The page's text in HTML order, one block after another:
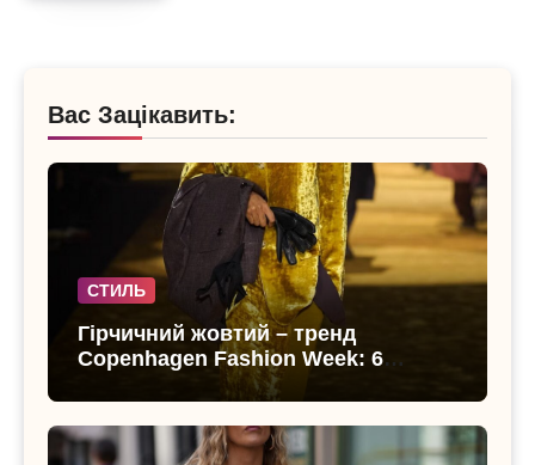
Вас Зацікавить:
СТИЛЬ
Гірчичний жовтий – тренд
Copenhagen Fashion Week: 6
образів, що переводять літо в
осінь